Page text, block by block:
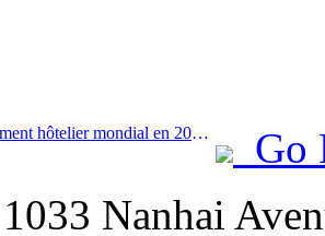
Prev:Développement hôtelier mondial en 2026 : Shanghai se classe première en termes d’ajout de nouvelles chambres
Go
Nanhai